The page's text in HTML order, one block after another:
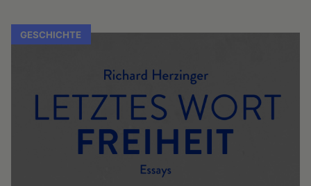
GESCHICHTE